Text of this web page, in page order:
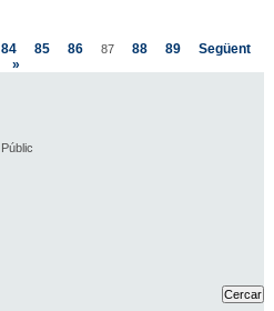
84 85 86 87 88 89
Següent
»
Públic